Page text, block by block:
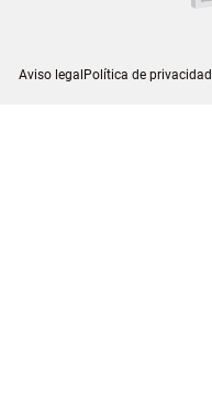
Aviso legalPolítica de privacidad